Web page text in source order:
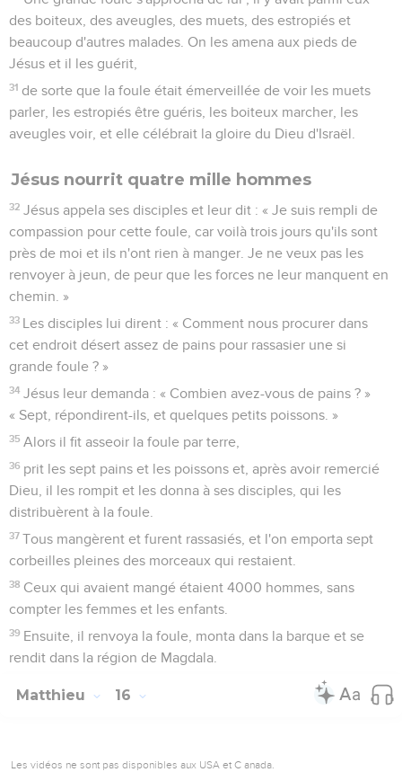
des boiteux, des aveugles, des muets, des estropiés et
beaucoup d'autres malades. On les amena aux pieds de
Jésus et il les guérit,
31 de sorte que la foule était émerveillée de voir les muets
parler, les estropiés être guéris, les boiteux marcher, les
aveugles voir, et elle célébrait la gloire du Dieu d'Israël.
Jésus nourrit quatre mille hommes
32 Jésus appela ses disciples et leur dit : « Je suis rempli de
compassion pour cette foule, car voilà trois jours qu'ils sont
près de moi et ils n'ont rien à manger. Je ne veux pas les
renvoyer à jeun, de peur que les forces ne leur manquent en
chemin. »
33 Les disciples lui dirent : « Comment nous procurer dans
cet endroit désert assez de pains pour rassasier une si
grande foule ? »
34 Jésus leur demanda : « Combien avez-vous de pains ? »
« Sept, répondirent-ils, et quelques petits poissons. »
35 Alors il fit asseoir la foule par terre,
36 prit les sept pains et les poissons et, après avoir remercié
Dieu, il les rompit et les donna à ses disciples, qui les
distribuèrent à la foule.
37 Tous mangèrent et furent rassasiés, et l'on emporta sept
corbeilles pleines des morceaux qui restaient.
38 Ceux qui avaient mangé étaient 4000 hommes, sans
compter les femmes et les enfants.
39 Ensuite, il renvoya la foule, monta dans la barque et se
rendit dans la région de Magdala.
Matthieu 16
Les vidéos ne sont pas disponibles aux USA et C anada.